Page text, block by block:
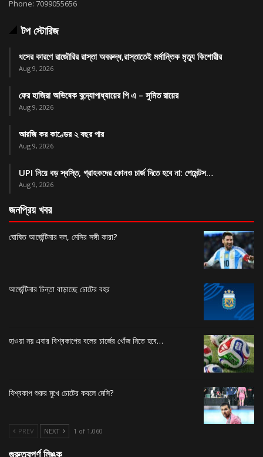
Phone: 7099055656
টপ স্টোরিজ
ধসের কারণে রাজৌরির রাস্তা অবরুদ্ধ,রাস্তাতেই মর্মান্তিক মৃত্যু কিশোরীর
Aug 9, 2026
ফের হাজিরা অভিষেক বন্দ্যোপাধ্যায়ের পি এ – সুমিত রায়ের
Aug 9, 2026
আরজি কর কাণ্ডের ২ বছর পার
Aug 9, 2026
UPI নিয়ে বড় স্বস্তি, গ্রাহকদের কোনও চার্জ দিতে হবে না: পেমেন্টস…
Aug 9, 2026
জনপ্রিয় খবর
ঘোষিত আর্জেন্টিনার দল, মেসির সঙ্গী কারা?
আর্জেন্টিনার চিন্তা বাড়াচ্ছে চোটের বহর
হাওয়া নয় এবার বিশ্বকাপের বলের চার্জের খোঁজ নিতে হবে…
বিশ্বকাপ শুরুর মুখে চোটের কবলে মেসি?
PREV NEXT 1 of 1,060